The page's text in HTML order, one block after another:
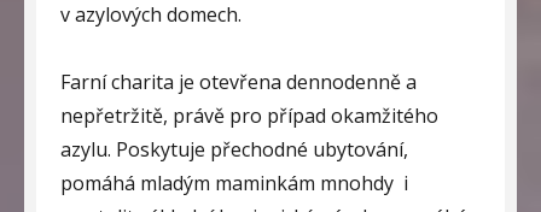
v azylových domech.
Farní charita je otevřena dennodenně a
nepřetržitě, právě pro případ okamžitého
azylu. Poskytuje přechodné ubytování,
pomáhá mladým maminkám mnohdy i